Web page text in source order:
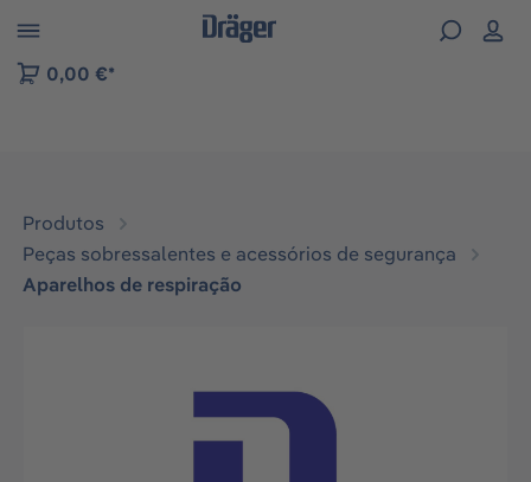
to B2B platform navigation
0,00 €*
Produtos
Peças sobressalentes e acessórios de segurança
Aparelhos de respiração
Ignorar galeria de imagens